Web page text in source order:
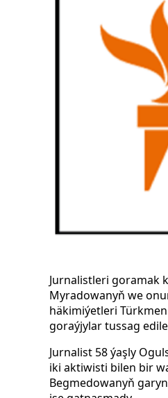
Jurnalistleri goramak
Myradowanyň we
häkimiýetleri
goraýjylar tussag
Jurnalist 58 ýaşly
iki aktiwisti bilen bir
Begmedowanyň